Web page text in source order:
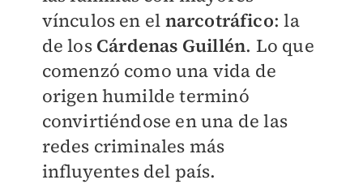
vínculos en el narcotráfico: la
de los Cárdenas Guillén. Lo que
comenzó como una vida de
origen humilde terminó
convirtiéndose en una de las
redes criminales más
influyentes del país.